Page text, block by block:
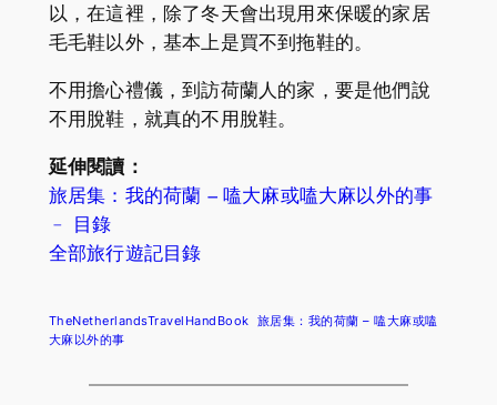
以，在這裡，除了冬天會出現用來保暖的家居
毛毛鞋以外，基本上是買不到拖鞋的。
不用擔心禮儀，到訪荷蘭人的家，要是他們說
不用脫鞋，就真的不用脫鞋。
延伸閱讀：
旅居集：我的荷蘭 – 嗑大麻或嗑大麻以外的事
﹣ 目錄
全部旅行遊記目錄
TheNetherlandsTravelHandBook 旅居集：我的荷蘭 – 嗑大麻或嗑
大麻以外的事